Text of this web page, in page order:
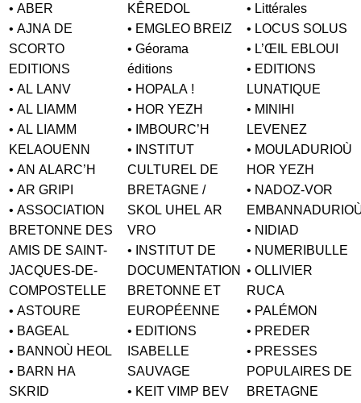
• ABER
• AJNA DE
SCORTO
EDITIONS
• AL LANV
• AL LIAMM
• AL LIAMM
KELAOUENN
• AN ALARC’H
• AR GRIPI
• ASSOCIATION
BRETONNE DES
AMIS DE SAINT-
JACQUES-DE-
COMPOSTELLE
• ASTOURE
• BAGEAL
• BANNOÙ HEOL
• BARN HA
SKRID
KÊREDOL
• EMGLEO BREIZ
• Géorama
éditions
• HOPALA !
• HOR YEZH
• IMBOURC’H
• INSTITUT
CULTUREL DE
BRETAGNE /
SKOL UHEL AR
VRO
• INSTITUT DE
DOCUMENTATION
BRETONNE ET
EUROPÉENNE
• EDITIONS
ISABELLE
SAUVAGE
• KEIT VIMP BEV
• Littérales
• LOCUS SOLUS
• L’ŒIL EBLOUI
• EDITIONS
LUNATIQUE
• MINIHI
LEVENEZ
• MOULADURIOÙ
HOR YEZH
• NADOZ-VOR
• NIDIAD
• NUMERIBULLE
• OLLIVIER
RUCA
• PALÉMON
• PREDER
• PRESSES
POPULAIRES DE
BRETAGNE